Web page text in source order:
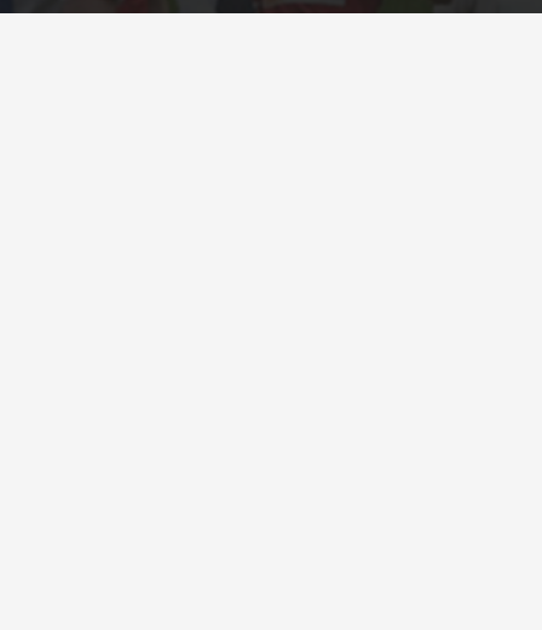
Jugendspielgemeinschaft mit dem TuS Winterscheid